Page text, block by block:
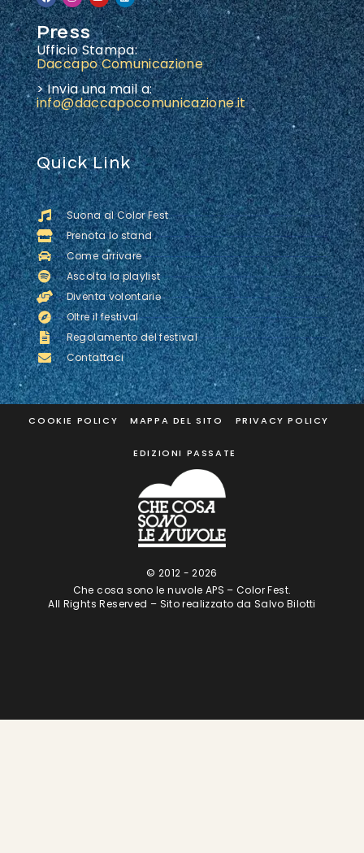
Press
Ufficio Stampa:
Daccapo Comunicazione
> Invia una mail a:
info@daccapocomunicazione.it
Quick Link
Suona al Color Fest
Prenota lo stand
Come arrivare
Ascolta la playlist
Diventa volontariə
Oltre il festival
Regolamento del festival
Contattaci
COOKIE POLICY MAPPA DEL SITO PRIVACY POLICY
EDIZIONI PASSATE
© 2012 -2026
Che cosa sono le nuvole APS – Color Fest.
All Rights Reserved – Sito realizzato da Salvo Bilotti